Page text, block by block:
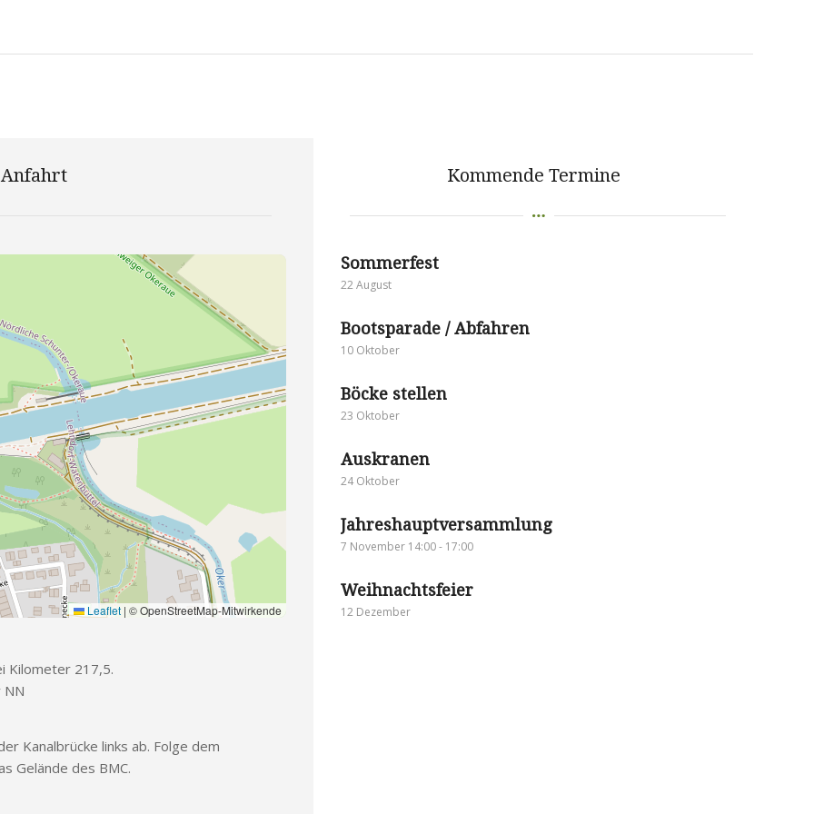
Anfahrt
Leaflet | © OpenStreetMap-Mitwirkende
Kilometer 217,5.
NN
Kanalbrücke links ab. Folge dem
Gelände des BMC.
Kommende Termine
Sommerfest
22 August
Bootsparade / Abfahren
10 Oktober
Böcke stellen
23 Oktober
Auskranen
24 Oktober
Jahreshauptversammlung
7 November 14:00- 17:00
Weihnachtsfeier
12 Dezember